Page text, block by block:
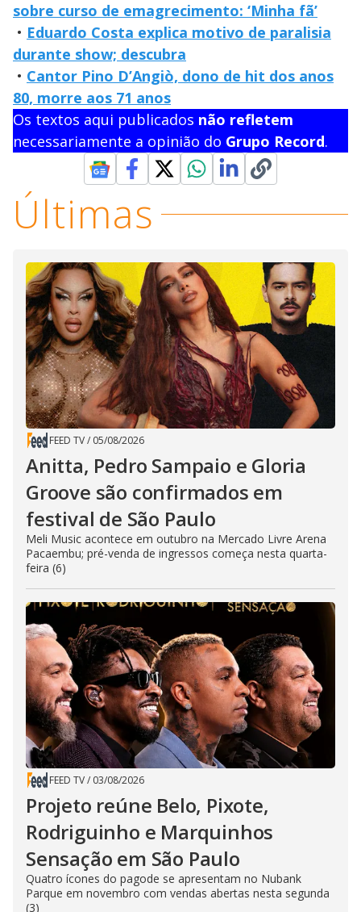
sobre curso de emagrecimento: ‘Minha fã’
• Eduardo Costa explica motivo de paralisia
durante show; descubra
• Cantor Pino D’Angiò, dono de hit dos anos
80, morre aos 71 anos
Os textos aqui publicados não refletem
necessariamente a opinião do Grupo Record.
Últimas
FEED TV/ 05/08/2026
Anitta, Pedro Sampaio e Gloria
Groove são confirmados em
festival de São Paulo
Meli Music acontece em outubro na Mercado Livre Arena
Pacaembu; pré-venda de ingressos começa nesta quarta-
feira (6)
FEED TV/ 03/08/2026
Projeto reúne Belo, Pixote,
Rodriguinho e Marquinhos
Sensação em São Paulo
Quatro ícones do pagode se apresentam no Nubank
Parque em novembro com vendas abertas nesta segunda
(3)